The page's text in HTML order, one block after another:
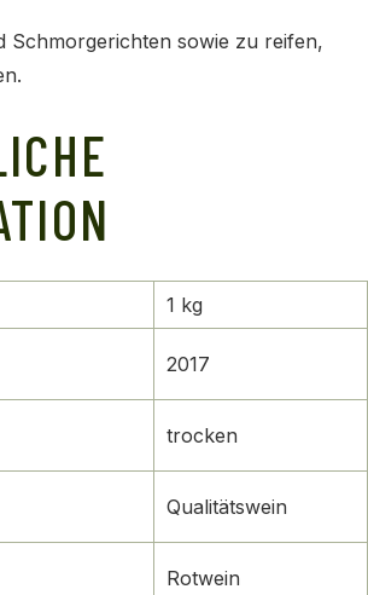
Schmorgerichten sowie zu reifen,
1 kg
2017
trocken
Qualitätswein
Rotwein